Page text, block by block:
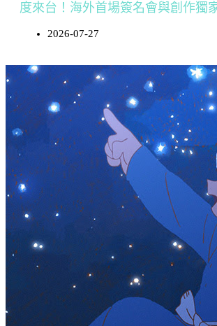
度來台！海外首場簽名會與創作獨
2026-07-27